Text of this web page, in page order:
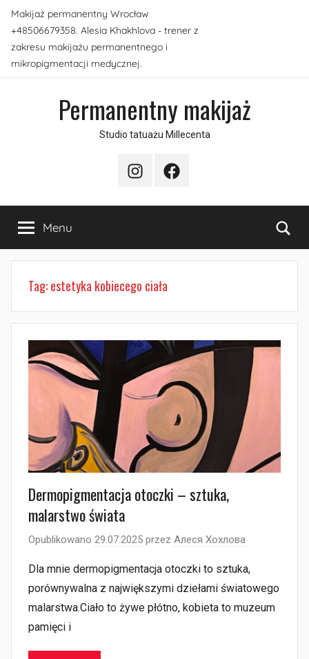
Przejdź
do
treści
Makijaż permanentny Wrocław
+48506679358. Alesia Khakhlova - trener z
zakresu makijażu permanentnego i
mikropigmentacji medycznej.
Permanentny makijaż
Studio tatuażu Millecenta
InstagramFacebook
Menu
Tag:estetyka kobiecego ciała
Dermopigmentacja otoczki – sztuka,
malarstwo świata
Opublikowano 29.07.2025 przez Алеся Хохлова
Dla mnie dermopigmentacja otoczki to sztuka,
porównywalna z największymi dziełami światowego
malarstwa.Ciało to żywe płótno, kobieta to muzeum
pamięci i